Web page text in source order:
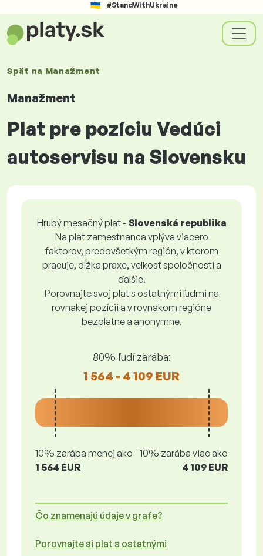
#StandWithUkraine
Späť na Manažment
Manažment
Plat pre pozíciu Vedúci
autoservisu na Slovensku
Hrubý mesačný plat - Slovenská republika
Na plat zamestnanca vplýva viacero
faktorov, predovšetkým región, v ktorom
pracuje, dĺžka praxe, veľkosť spoločnosti a
ďalšie.
Porovnajte svoj plat s ostatnými ľuďmi na
rovnakej pozícii a v rovnakom regióne
bezplatne a anonymne.
80% ľudí zarába:
1 564 - 4 109 EUR
10% zarába menej ako
1 564 EUR
10% zarába viac ako
4 109 EUR
Čo znamenajú údaje v grafe?
Porovnajte si plat s ostatnými